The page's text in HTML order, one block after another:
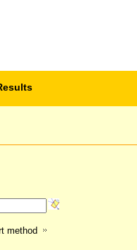
method